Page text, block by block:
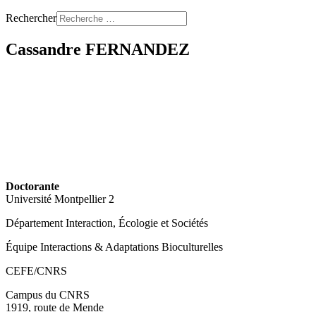
Rechercher
Cassandre FERNANDEZ
Doctorante
Université Montpellier 2
Département Interaction, Écologie et Sociétés
Équipe Interactions & Adaptations Bioculturelles
CEFE/CNRS
Campus du CNRS
1919, route de Mende